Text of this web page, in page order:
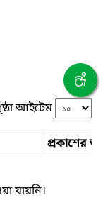
আইটেম
প্রকাশের
যায়নি।